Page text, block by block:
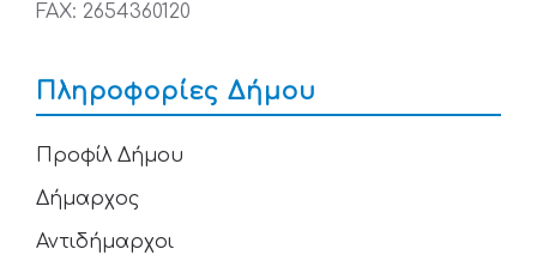
FAX: 2654360120
Πληροφορίες Δήμου
Προφίλ Δήμου
Δήμαρχος
Αντιδήμαρχοι